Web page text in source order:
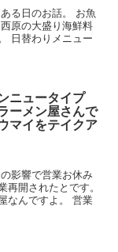
る日のお話。 お魚
原の大盛り海鮮料
日替わりメニュー
ニュータイプ
ーメン屋さんで
マイをテイクア
影響で営業お休み
再開されたとです。
なんですよ。 営業